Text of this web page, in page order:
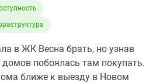
в ЖК Весна брать, но узнав
побоялась там покупать.
ближе к выезду в Новом